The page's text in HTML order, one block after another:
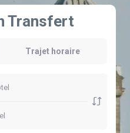
Transfert
Trajet horaire